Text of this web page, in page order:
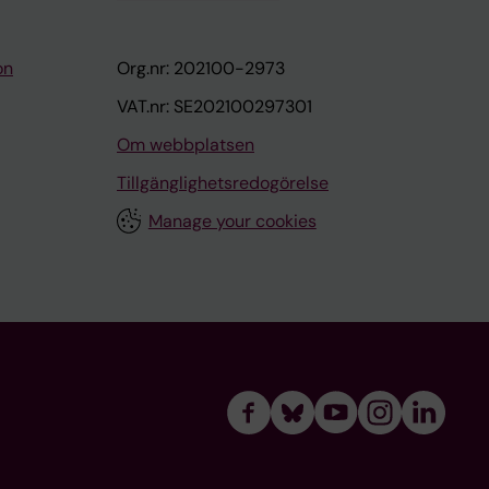
Org.nr: 202100-2973
VAT.nr: SE202100297301
Om webbplatsen
Tillgänglighetsredogörelse
Manage your cookies